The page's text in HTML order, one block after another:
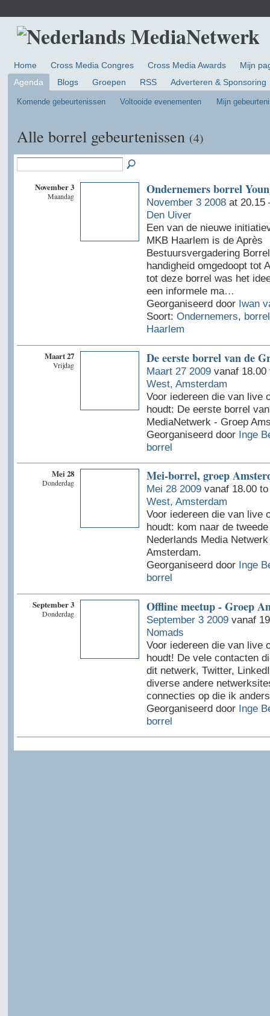
Home Cross Media Congres Cross Media Awards
Mijn
Agenda
Blogs Groepen RSS Adverteren & Sponsoring
Komende gebeurtenissen Voltooide evenementen Mijn
Alle borrel gebeurtenissen (4)
November 3
Maandag Ondernemers borrel
November 3 2008at 20.15
Den Uiver
Een van de nieuwe
MKB Haarlem is de Après
Bestuursvergadering
handigheid omgedoopt tot
tot deze borrel was het
een informele ma…
Georganiseerd door Iwan
Soort: Ondernemers, borrel
Haarlem
Maart 27
Vrijdag De eerste borrel van de
Maart 27 2009vanaf 18.00
West, Amsterdam
Voor iedereen die van live
houdt: De eerste borrel
MediaNetwerk - Groep
Georganiseerd door Inge
borrel
Mei 28
Donderdag Mei-borrel, groep
Mei 28 2009vanaf 18.00
West, Amsterdam
Voor iedereen die van live
houdt: kom naar de
Nederlands Media
Amsterdam.
Georganiseerd door Inge
borrel
September 3
Donderdag Offline meetup - Groep
September 3 2009vanaf
Nomads
Voor iedereen die van live
houdt! De vele contacten
dit netwerk, Twitter,
diverse andere
connecties op die ik
Georganiseerd door Inge
borrel